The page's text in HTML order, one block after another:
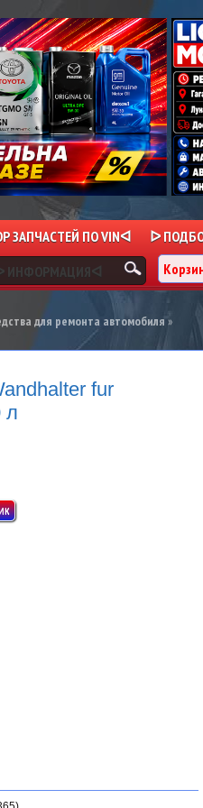
ЗАПЧАСТЕЙ ПО VINᐊ
ᐅ
ИНФОРМАЦИЯᐊ
для ремонта автомобиля»
fur
л